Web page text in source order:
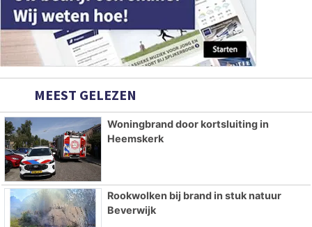
MEEST GELEZEN
Woningbrand door kortsluiting in
Heemskerk
Rookwolken bij brand in stuk natuur
Beverwijk